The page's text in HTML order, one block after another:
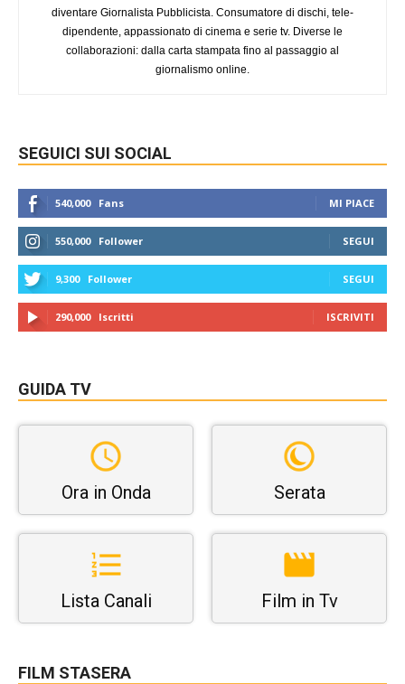
diventare Giornalista Pubblicista. Consumatore di dischi, tele-
dipendente, appassionato di cinema e serie tv. Diverse le
collaborazioni: dalla carta stampata fino al passaggio al
giornalismo online.
SEGUICI SUI SOCIAL
540,000 Fans MI PIACE
550,000 Follower SEGUI
9,300 Follower SEGUI
290,000 Iscritti ISCRIVITI
GUIDA TV
Ora in Onda Serata
Lista Canali Film in Tv
FILM STASERA